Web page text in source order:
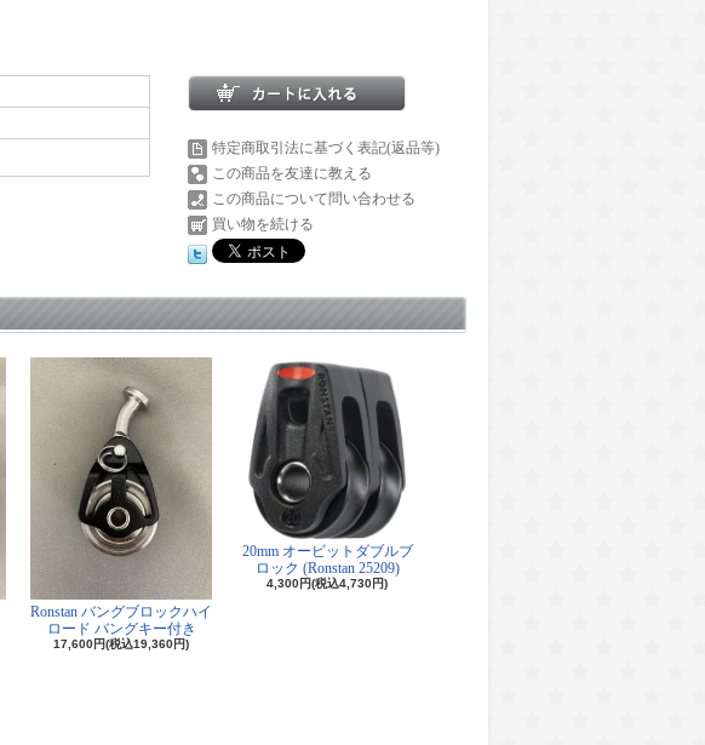
特定商取引法に基づく表記(返品等)
この商品を友達に教える
この商品について問い合わせる
買い物を続ける
Ronstan バングブロックハイ
ロード バングキー付き
17,600円(税込19,360円)
20mm オービットダブルブ
ロック (Ronstan 25209)
4,300円(税込4,730円)